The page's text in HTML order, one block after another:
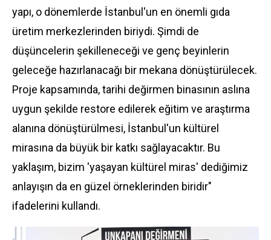
yapı, o dönemlerde İstanbul'un en önemli gıda
üretim merkezlerinden biriydi. Şimdi de
düşüncelerin şekilleneceği ve genç beyinlerin
geleceğe hazırlanacağı bir mekana dönüştürülecek.
Proje kapsamında, tarihi değirmen binasının aslına
uygun şekilde restore edilerek eğitim ve araştırma
alanına dönüştürülmesi, İstanbul'un kültürel
mirasına da büyük bir katkı sağlayacaktır. Bu
yaklaşım, bizim 'yaşayan kültürel miras' dediğimiz
anlayışın da en güzel örneklerinden biridir"
ifadelerini kullandı.